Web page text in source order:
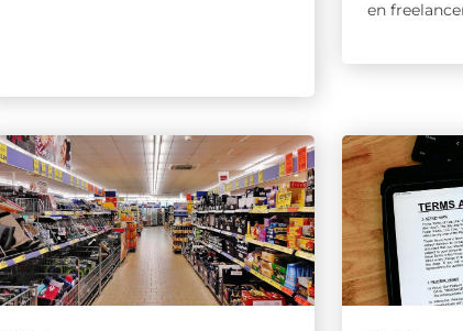
en